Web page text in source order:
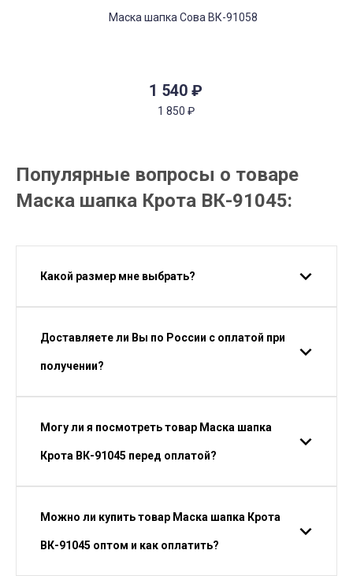
1 540 ₽
1 850 ₽
Популярные вопросы о товаре
Маска шапка Крота ВК-91045:
Какой размер мне выбрать?
Доставляете ли Вы по России с оплатой при
получении?
Могу ли я посмотреть товар Маска шапка
Крота ВК-91045 перед оплатой?
Можно ли купить товар Маска шапка Крота
ВК-91045 оптом и как оплатить?